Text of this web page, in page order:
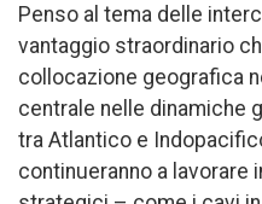
Penso al tema delle
vantaggio straordinario
collocazione geografica
centrale nelle dinamiche
tra Atlantico e
continueranno a lavorare